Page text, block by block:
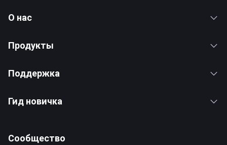
О нас
Продукты
Поддержка
Гид новичка
Сообщество